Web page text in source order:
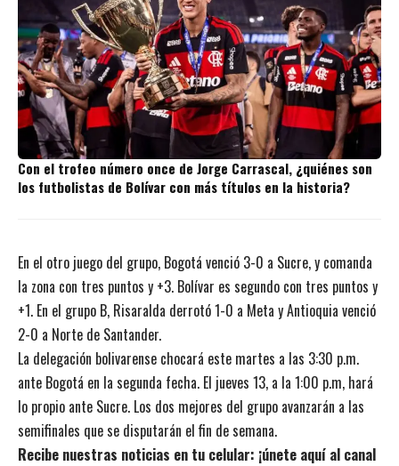
Con el trofeo número once de Jorge Carrascal, ¿quiénes son
los futbolistas de Bolívar con más títulos en la historia?
En el otro juego del grupo, Bogotá venció 3-0 a Sucre, y comanda
la zona con tres puntos y +3. Bolívar es segundo con tres puntos y
+1. En el grupo B, Risaralda derrotó 1-0 a Meta y Antioquia venció
2-0 a Norte de Santander.
La delegación bolivarense chocará este martes a las 3:30 p.m.
ante Bogotá en la segunda fecha. El jueves 13, a la 1:00 p.m, hará
lo propio ante Sucre. Los dos mejores del grupo avanzarán a las
semifinales que se disputarán el fin de semana.
Recibe nuestras noticias en tu celular: ¡únete aquí al canal